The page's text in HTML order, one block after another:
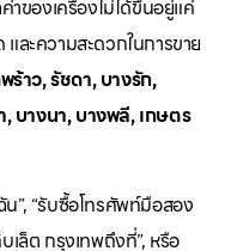
าของเครื่องไม่ได้ขึ้นอยู่แค่
ะความสะดวกในการขาย
ร้าว, รัชดา, บางรัก,
บางนา, บางพลี, เกษตร
”, “รับซื้อโทรศัพท์มือสอง
เล็ต กรุงเทพถึงที่”, หรือ